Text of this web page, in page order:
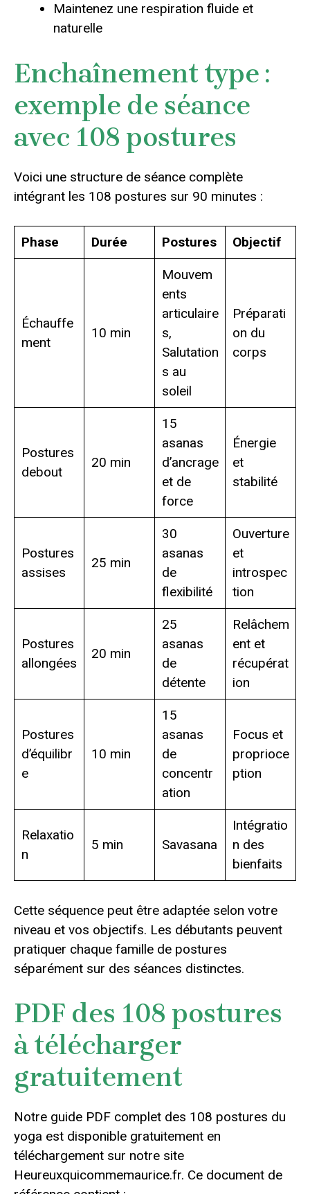
Maintenez une respiration fluide et
naturelle
Enchaînement type :
exemple de séance
avec 108 postures
Voici une structure de séance complète
intégrant les 108 postures sur 90 minutes :
Phase Durée Postures Objectif
Échauffe
ment
10 min
Mouvem
ents
articulaire
s,
Salutation
s au
soleil
Préparati
on du
corps
Postures
debout
20 min
15
asanas
d’ancrage
et de
force
Énergie
et
stabilité
Postures
assises
25 min
30
asanas
de
flexibilité
Ouverture
et
introspec
tion
Postures
allongées
20 min
25
asanas
de
détente
Relâchem
ent et
récupérat
ion
Postures
d’équilibr
e
10 min
15
asanas
de
concentr
ation
Focus et
proprioce
ption
Relaxatio
n
5 min Savasana
Intégratio
n des
bienfaits
Cette séquence peut être adaptée selon votre
niveau et vos objectifs. Les débutants peuvent
pratiquer chaque famille de postures
séparément sur des séances distinctes.
PDF des 108 postures
à télécharger
gratuitement
Notre guide PDF complet des 108 postures du
yoga est disponible gratuitement en
téléchargement sur notre site
Heureuxquicommemaurice.fr. Ce document de